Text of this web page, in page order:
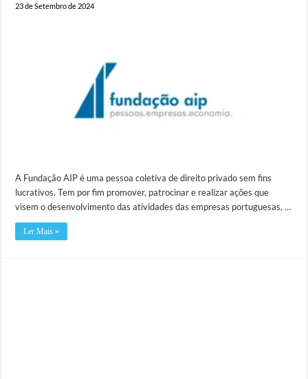
23 de Setembro de 2024
A Fundação AIP é uma pessoa coletiva de direito privado sem fins
lucrativos. Tem por fim promover, patrocinar e realizar ações que
visem o desenvolvimento das atividades das empresas portuguesas, …
Ler Mais »